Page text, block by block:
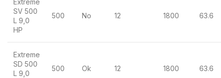
Extreme
SV 500
L 9,0
HP
500 No 12 1800 63.6
Extreme
SD 500
L 9,0
500 Ok 12 1800 63.6